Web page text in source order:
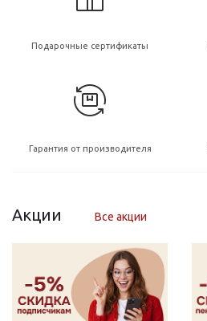
Подарочные сертификаты
Гарантия от производителя
Акции Все акции